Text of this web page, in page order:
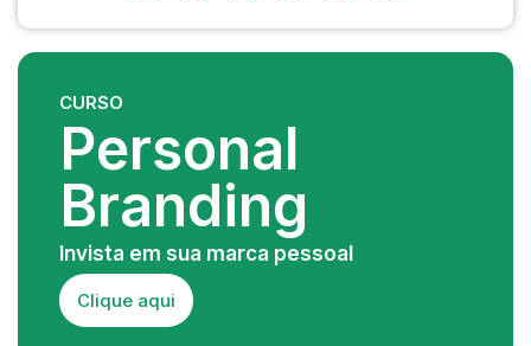
CURSO
Personal
Branding
Invista em sua marca pessoal
Clique aqui